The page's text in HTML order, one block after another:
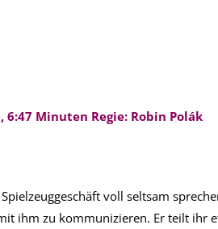
Minuten Regie: Robin Polák
voll seltsam
ihm zu kommunizieren. Er teilt ihr